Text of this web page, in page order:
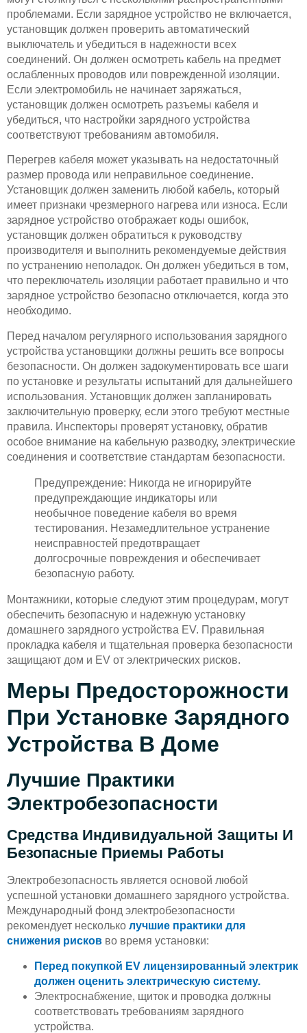
проблемами. Если зарядное устройство не включается,
установщик должен проверить автоматический
выключатель и убедиться в надежности всех
соединений. Он должен осмотреть кабель на предмет
ослабленных проводов или поврежденной изоляции.
Если электромобиль не начинает заряжаться,
установщик должен осмотреть разъемы кабеля и
убедиться, что настройки зарядного устройства
соответствуют требованиям автомобиля.
Перегрев кабеля может указывать на недостаточный
размер провода или неправильное соединение.
Установщик должен заменить любой кабель, который
имеет признаки чрезмерного нагрева или износа. Если
зарядное устройство отображает коды ошибок,
установщик должен обратиться к руководству
производителя и выполнить рекомендуемые действия
по устранению неполадок. Он должен убедиться в том,
что переключатель изоляции работает правильно и что
зарядное устройство безопасно отключается, когда это
необходимо.
Перед началом регулярного использования зарядного
устройства установщики должны решить все вопросы
безопасности. Он должен задокументировать все шаги
по установке и результаты испытаний для дальнейшего
использования. Установщик должен запланировать
заключительную проверку, если этого требуют местные
правила. Инспекторы проверят установку, обратив
особое внимание на кабельную разводку, электрические
соединения и соответствие стандартам безопасности.
Предупреждение: Никогда не игнорируйте
предупреждающие индикаторы или
необычное поведение кабеля во время
тестирования. Незамедлительное устранение
неисправностей предотвращает
долгосрочные повреждения и обеспечивает
безопасную работу.
Монтажники, которые следуют этим процедурам, могут
обеспечить безопасную и надежную установку
домашнего зарядного устройства EV. Правильная
прокладка кабеля и тщательная проверка безопасности
защищают дом и EV от электрических рисков.
Меры Предосторожности
При Установке Зарядного
Устройства В Доме
Лучшие Практики
Электробезопасности
Средства Индивидуальной Защиты И
Безопасные Приемы Работы
Электробезопасность является основой любой
успешной установки домашнего зарядного устройства.
Международный фонд электробезопасности
рекомендует несколько лучшие практики для
снижения рисков во время установки:
Перед покупкой EV лицензированный электрик
должен оценить электрическую систему.
Электроснабжение, щиток и проводка должны
соответствовать требованиям зарядного
устройства.